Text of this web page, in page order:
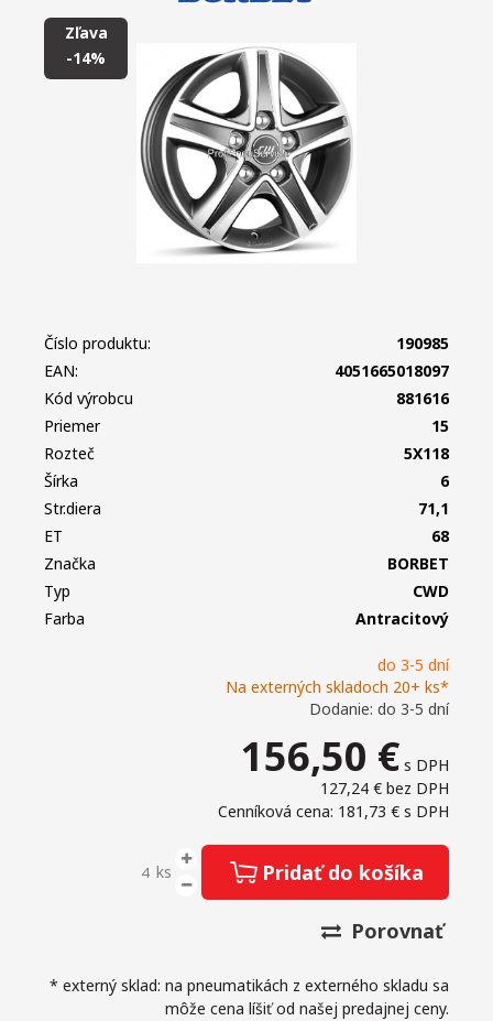
Zľava
-14%
do 3-5 dní
Na externých skladoch 20+ ks*
Dodanie: do 3-5 dní
156,50 € s DPH
127,24 € bez DPH
Cenníková cena: 181,73 € s DPH
ks Pridať do košíka
Porovnať
* externý sklad: na pneumatikách z externého skladu sa
môže cena líšiť od našej predajnej ceny.
Číslo produktu:
190985
EAN:
4051665018097
Kód výrobcu
881616
Priemer
15
Rozteč
5X118
Šírka
6
Str.diera
71,1
ET
68
Značka
BORBET
Typ
CWD
Farba
Antracitový